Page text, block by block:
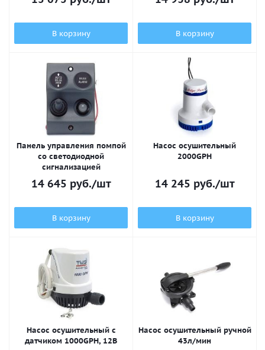
В корзину В корзину
Панель управления помпой
со светодиодной
сигнализацией
14 645 руб./шт
В корзину
Насос осушительный
2000GPH
14 245 руб./шт
В корзину
Насос осушительный с
датчиком 1000GPH, 12В
Насос осушительный ручной
43л/мин